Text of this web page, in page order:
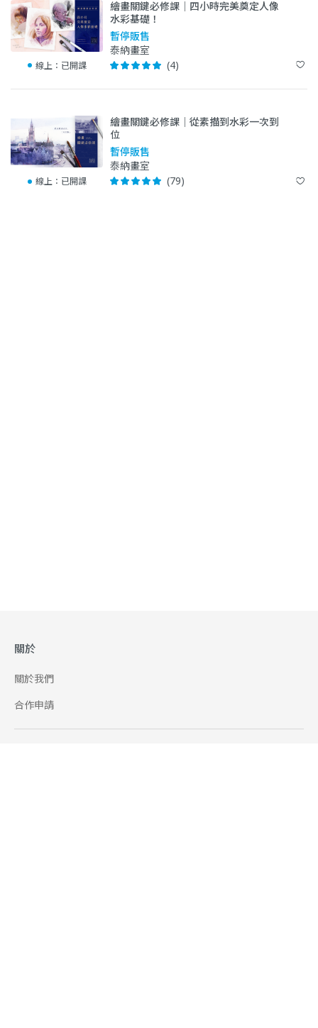
線上： 已開課
繪畫關鍵必修課｜四小時完美奠定人像
水彩基礎！
暫停販售
泰納畫室
(4)
線上： 已開課
繪畫關鍵必修課｜從素描到水彩一次到
位
暫停販售
泰納畫室
(79)
關於
關於我們
合作申請